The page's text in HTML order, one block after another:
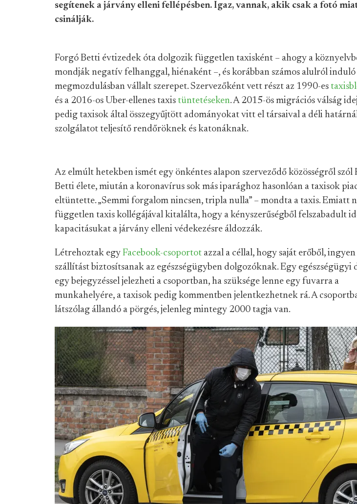
segítenek a járvány elleni fellépésben. Igaz, vannak, akik csak a fotó
csinálják.
Forgó Betti évtizedek óta dolgozik független taxisként – ahogy a
mondják negatív felhanggal, hiénaként –, és korábban számos alulról induló
megmozdulásban vállalt szerepet. Szervezőként vett részt az 1990-es
és a 2016-os Uber-ellenes taxis tüntetéseken. A 2015-ös migrációs válság
pedig taxisok által összegyűjtött adományokat vitt el társaival a déli
szolgálatot teljesítő rendőröknek és katonáknak.
Az elmúlt hetekben ismét egy önkéntes alapon szerveződő közösségről szól
Betti élete, miután a koronavírus sok más iparághoz hasonlóan a taxisok
eltüntette. „Semmi forgalom nincsen, tripla nulla” – mondta a taxis. Emiatt
független taxis kollégájával kitalálta, hogy a kényszerűségből felszabadult
kapacitásukat a járvány elleni védekezésre áldozzák.
Létrehoztak egy Facebook-csoportot azzal a céllal, hogy saját erőből, ingyen
szállítást biztosítsanak az egészségügyben dolgozóknak. Egy egészségügyi
egy bejegyzéssel jelezheti a csoportban, ha szüksége lenne egy fuvarra a
munkahelyére, a taxisok pedig kommentben jelentkezhetnek rá. A
látszólag állandó a pörgés, jelenleg mintegy 2000 tagja van.